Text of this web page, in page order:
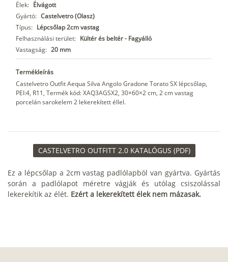
Élek: Élvágott
Gyártó: Castelvetro (Olasz)
Típus: Lépcsőlap 2cm vastag
Felhasználási terület: Kültér és beltér - Fagyálló
Vastagság: 20 mm
Termékleírás
Castelvetro Outfit Aequa Silva Angolo Gradone Torato SX lépcsőlap,
PEI:4, R11, Termék kód: XAQ3AGSX2, 30×60×2 cm, 2 cm vastag
porcelán sarokelem 2 lekerekített éllel.
CASTELVETRO OUTFITT 2.0 KATALÓGUS (PDF)
Ez a lépcsőlap a 2cm vastag padlólapból van gyártva. Gyártás
során a padlólapot méretre vágják és utólag csiszolással
lekerekítik az élét. Ezért a lekerekített élek nem mázasak.